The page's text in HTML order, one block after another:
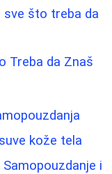
sve što treba da
Treba da Znaš
kože tela
Samopouzdanje i